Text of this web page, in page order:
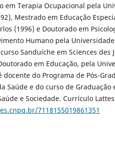
em Terapia Ocupacional pela
Mestrado em Educação
(1996) e Doutorado em
Humano pela
Sanduíche em Sciences des
em Educação, pela
docente do Programa de Pós-
Saúde e do curso de
e Sociedade. Currículo
7118155019861351